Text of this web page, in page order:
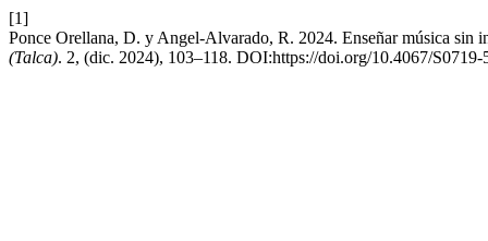
[1]
Ponce Orellana, D. y Angel-Alvarado, R. 2024. Enseñar música sin
(Talca). 2, (dic. 2024), 103–118. DOI:https://doi.org/10.4067/